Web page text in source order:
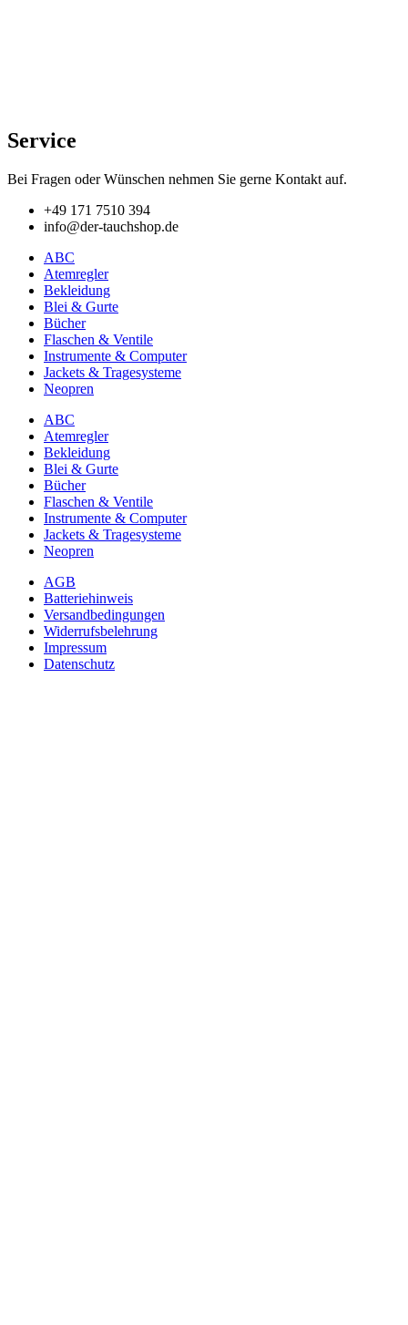
Service
Bei Fragen oder Wünschen nehmen Sie gerne Kontakt auf.
+49 171 7510 394
info@der-tauchshop.de
ABC
Atemregler
Bekleidung
Blei & Gurte
Bücher
Flaschen & Ventile
Instrumente & Computer
Jackets & Tragesysteme
Neopren
ABC
Atemregler
Bekleidung
Blei & Gurte
Bücher
Flaschen & Ventile
Instrumente & Computer
Jackets & Tragesysteme
Neopren
AGB
Batteriehinweis
Versandbedingungen
Widerrufsbelehrung
Impressum
Datenschutz